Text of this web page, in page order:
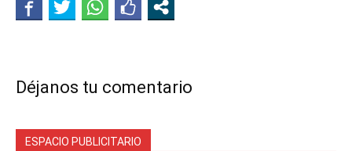
Déjanos tu comentario
ESPACIO PUBLICITARIO